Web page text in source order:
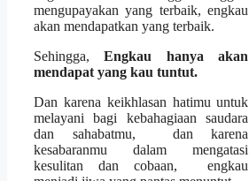
mengupayakan yang terbaik, engkau
akan mendapatkan yang terbaik.
Sehingga,Engkau hanya akan
mendapat yang kau tuntut.
Dan karena keikhlasan hatimu untuk
melayani bagi kebahagiaan saudara
dan sahabatmu, dan karena
kesabaranmu dalam mengatasi
kesulitan dan cobaan, engkau